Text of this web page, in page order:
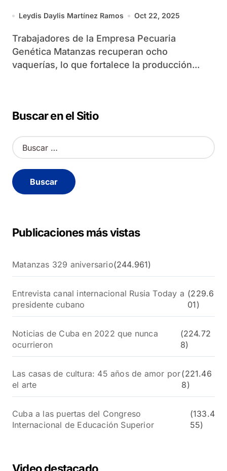
vaquerías
Leydis Daylis Martínez Ramos Oct 22, 2025
Trabajadores de la Empresa Pecuaria
Genética Matanzas recuperan ocho
vaquerías, lo que fortalece la producción...
Buscar en el Sitio
B
u
c
a
Publicaciones más vistas
Matanzas 329 aniversario(244.961)
Entrevista canal internacional Rusia Today a
presidente cubano
(229.6
01)
Noticias de Cuba en 2022 que nunca
ocurrieron
(224.72
8)
Las casas de cultura: 45 años de amor por
el arte
(221.46
8)
Cuba a las puertas del Congreso
Internacional de Educación Superior
(133.4
55)